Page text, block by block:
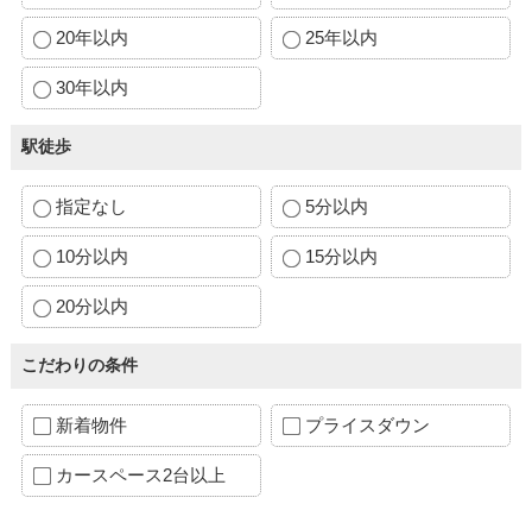
20年以内 25年以内
30年以内
駅徒歩
指定なし 5分以内
10分以内 15分以内
20分以内
こだわりの条件
新着物件 プライスダウン
カースペース2台以上